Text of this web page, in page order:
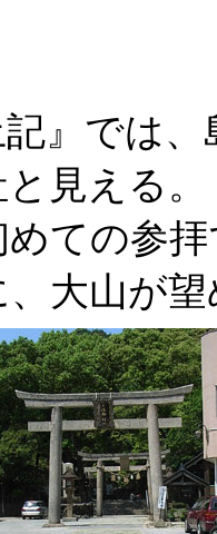
記』では、
見える。
ての参
大山が